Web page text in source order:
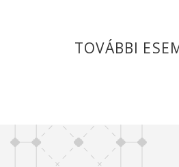
TOVÁBBI